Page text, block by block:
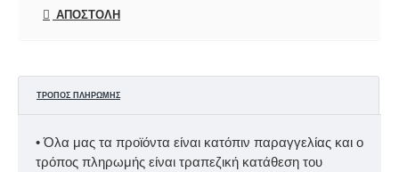
ΑΠΟΣΤΟΛΉ
ΤΡΌΠΟΣ ΠΛΗΡΩΜΉΣ
• Όλα μας τα προϊόντα είναι κατόπιν παραγγελίας και ο
τρόπος πληρωμής είναι τραπεζική κατάθεση του